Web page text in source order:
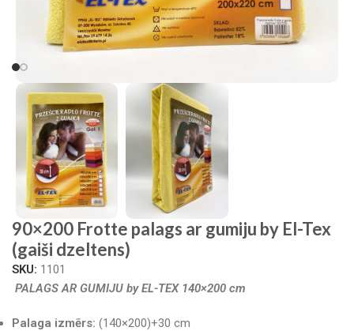
90×200 Frotte palags ar gumiju by El-Tex
(gaiši dzeltens)
SKU: 1101
PALAGS AR GUMIJU by EL-TEX 140×200 cm
Palaga izmērs: (140×200)+30 cm